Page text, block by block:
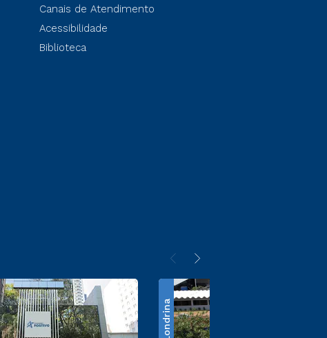
Canais de Atendimento
Acessibilidade
Biblioteca
Londrina